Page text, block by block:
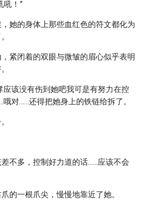
吼！”
她的身体上那些血红色的符文都化为
紧闭着的双眼与微皱的眉心似乎表明
该没有伤到她吧我可是有努力在控
对……还得把她身上的铁链给拆了。
不多，控制好力道的话……应该不会
的一根爪尖，慢慢地靠近了她。